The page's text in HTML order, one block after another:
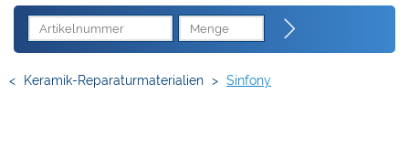
< Keramik-Reparaturmaterialien > Sinfony